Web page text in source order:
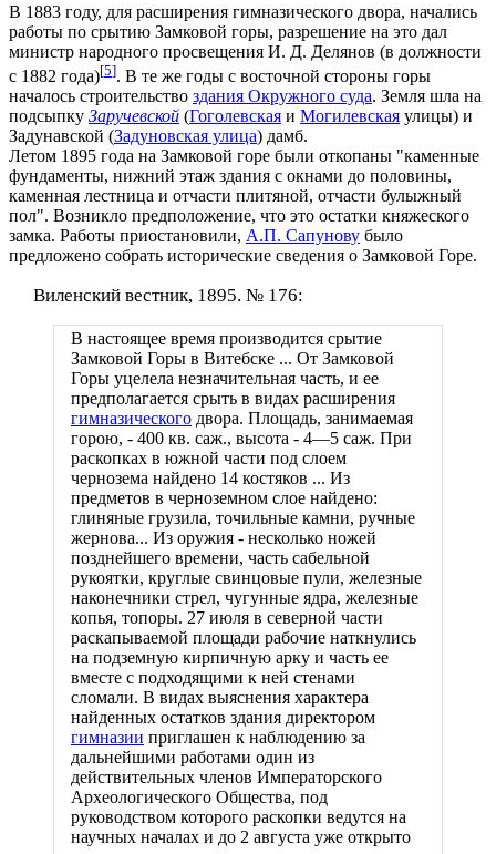
В 1883 году, для расширения гимназического двора, начались
работы по срытию Замковой горы, разрешение на это дал
министр народного просвещения И. Д. Делянов (в должности
с 1882 года)[5]. В те же годы с восточной стороны горы
началось строительство здания Окружного суда. Земля шла на
подсыпку Заручевской (Гоголевская и Могилевская улицы) и
Задунавской (Задуновская улица) дамб.
Летом 1895 года на Замковой горе были откопаны "каменные
фундаменты, нижний этаж здания с окнами до половины,
каменная лестница и отчасти плитяной, отчасти булыжный
пол". Возникло предположение, что это остатки княжеского
замка. Работы приостановили, А.П. Сапунову было
предложено собрать исторические сведения о Замковой Горе.
Виленский вестник, 1895. № 176:
В настоящее время производится срытие
Замковой Горы в Витебске ... От Замковой
Горы уцелела незначительная часть, и ее
предполагается срыть в видах расширения
гимназического двора. Площадь, занимаемая
горою, - 400 кв. саж., высота - 4—5 саж. При
раскопках в южной части под слоем
чернозема найдено 14 костяков ... Из
предметов в черноземном слое найдено:
глиняные грузила, точильные камни, ручные
жернова... Из оружия - несколько ножей
позднейшего времени, часть сабельной
рукоятки, круглые свинцовые пули, железные
наконечники стрел, чугунные ядра, железные
копья, топоры. 27 июля в северной части
раскапываемой площади рабочие наткнулись
на подземную кирпичную арку и часть ее
вместе с подходящими к ней стенами
сломали. В видах выяснения характера
найденных остатков здания директором
гимназии приглашен к наблюдению за
дальнейшими работами один из
действительных членов Императорского
Археологического Общества, под
руководством которого раскопки ведутся на
научных началах и до 2 августа уже открыто